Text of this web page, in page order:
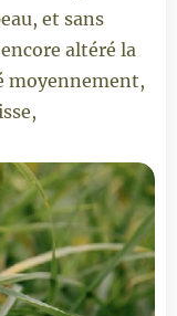
et sans
altéré la
moyennement,